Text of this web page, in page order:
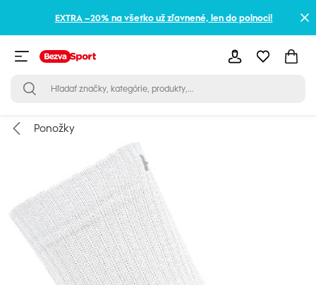
EXTRA –20% na všetko už zľavnené, len do polnoci!
Ponožky